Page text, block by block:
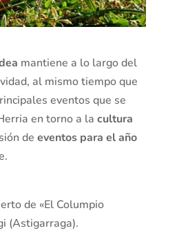
mantiene a lo largo del
al mismo tiempo que
eventos que se
en torno a la cultura
de eventos para el año
de «El Columpio
(Astigarraga).